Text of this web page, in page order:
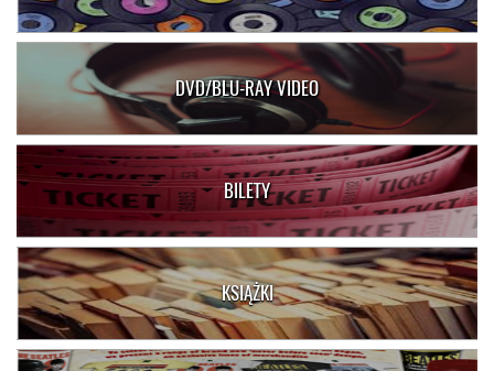
DVD/BLU-RAY VIDEO
BILETY
KSIĄŻKI